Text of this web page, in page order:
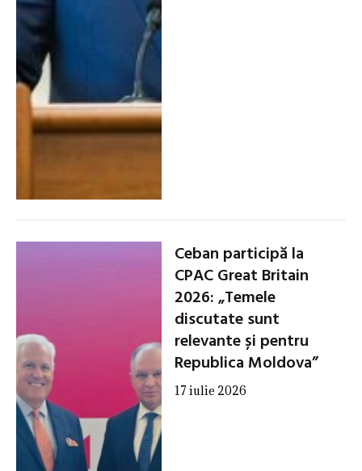
Ceban participă la
CPAC Great Britain
2026: „Temele
discutate sunt
relevante și pentru
Republica Moldova”
17 iulie 2026